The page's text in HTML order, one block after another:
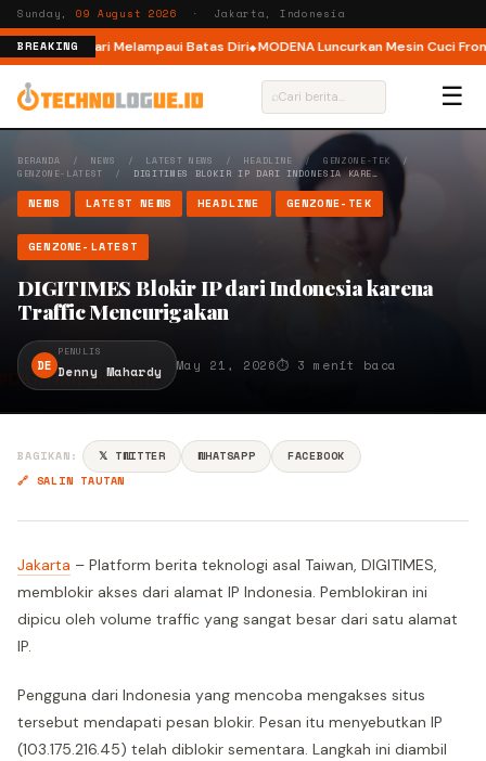
Sunday, 09 August 2026 · Jakarta, Indonesia
BREAKING
Ajak Pelari Melampaui Batas Diri MODENA Luncurkan Mesin Cuci Front
⌕ ☰
BERANDA / NEWS / LATEST NEWS / HEADLINE /GENZONE-TEK /
GENZONE-LATEST /DIGITIMES BLOKIR IP DARI INDONESIA KARE…
NEWS LATEST NEWS HEADLINE GENZONE-TEK
GENZONE-LATEST
DIGITIMES Blokir IP dari Indonesia karena
Traffic Mencurigakan
DE
PENULIS
Denny Mahardy May 21, 2026⏱ 3 menit baca
BAGIKAN: 𝕏 TWITTER WHATSAPP
FACEBOOK
🔗 SALIN TAUTAN
Jakarta – Platform berita teknologi asal Taiwan, DIGITIMES,
memblokir akses dari alamat IP Indonesia. Pemblokiran ini
dipicu oleh volume traffic yang sangat besar dari satu alamat
IP.
Pengguna dari Indonesia yang mencoba mengakses situs
tersebut mendapati pesan blokir. Pesan itu menyebutkan IP
(103.175.216.45) telah diblokir sementara. Langkah ini diambil